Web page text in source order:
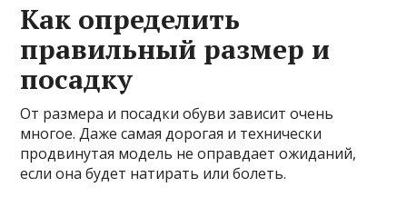
Как определить
правильный размер и
посадку
От размера и посадки обуви зависит очень
многое. Даже самая дорогая и технически
продвинутая модель не оправдает ожиданий,
если она будет натирать или болеть.